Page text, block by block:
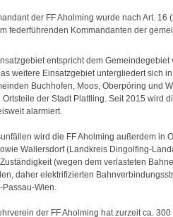
der FF Aholming wurde nach Art. 16
federführenden Kommandanten der
entspricht dem
weitere Einsatzgebiet untergliedert sich
Buchhofen, Moos, Oberpöring und
Ortsteile der Stadt Plattling. Seit 2015 wird
alarmiert.
wird die FF Aholming außerdem in
Wallersdorf (Landkreis Dingolfing-
(wegen dem verlasteten
daher elektrifizierten
Passau-Wien.
der FF Aholming hat zurzeit ca.